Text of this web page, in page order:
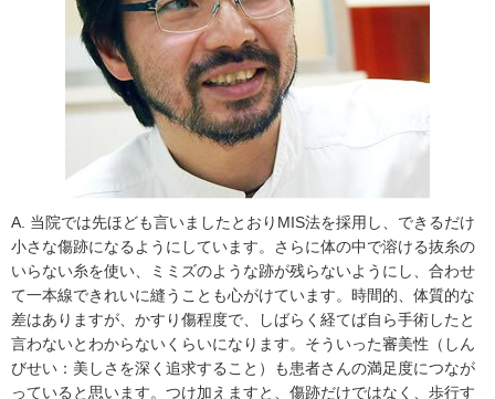
A. 当院では先ほども言いましたとおりMIS法を採用し、できるだけ
小さな傷跡になるようにしています。さらに体の中で溶ける抜糸の
いらない糸を使い、ミミズのような跡が残らないようにし、合わせ
て一本線できれいに縫うことも心がけています。時間的、体質的な
差はありますが、かすり傷程度で、しばらく経てば自ら手術したと
言わないとわからないくらいになります。そういった審美性（しん
びせい：美しさを深く追求すること）も患者さんの満足度につなが
っていると思います。つけ加えますと、傷跡だけではなく、歩行す